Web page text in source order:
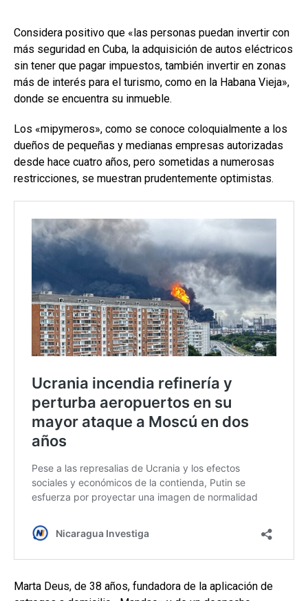
Considera positivo que «las personas puedan invertir con
más seguridad en Cuba, la adquisición de autos eléctricos
sin tener que pagar impuestos, también invertir en zonas
más de interés para el turismo, como en la Habana Vieja»,
donde se encuentra su inmueble.
Los «mipymeros», como se conoce coloquialmente a los
dueños de pequeñas y medianas empresas autorizadas
desde hace cuatro años, pero sometidas a numerosas
restricciones, se muestran prudentemente optimistas.
Marta Deus, de 38 años, fundadora de la aplicación de